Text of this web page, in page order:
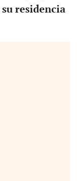
residencia